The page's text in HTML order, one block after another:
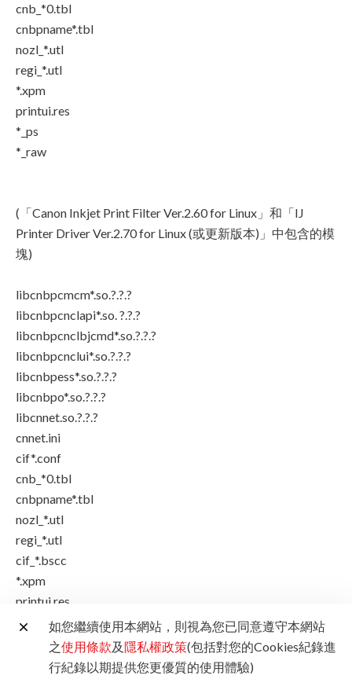
cnb_*0.tbl
cnbpname*.tbl
nozl_*.utl
regi_*.utl
*.xpm
printui.res
*_ps
*_raw
(「Canon Inkjet Print Filter Ver.2.60 for Linux」和「IJ
Printer Driver Ver.2.70 for Linux (或更新版本)」中包含的模
塊)
libcnbpcmcm*.so.?.?.?
libcnbpcnclapi*.so. ?.?.?
libcnbpcnclbjcmd*.so.?.?.?
libcnbpcnclui*.so.?.?.?
libcnbpess*.so.?.?.?
libcnbpo*.so.?.?.?
libcnnet.so.?.?.?
cnnet.ini
cif*.conf
cnb_*0.tbl
cnbpname*.tbl
nozl_*.utl
regi_*.utl
cif_*.bscc
*.xpm
printui.res
*_ps
cnij_entry_*series
如您繼續使用本網站，則視為您已同意遵守本網站
之使用條款及隱私權政策(包括對您的Cookies紀錄進
行紀錄以期提供您更優質的使用體驗)